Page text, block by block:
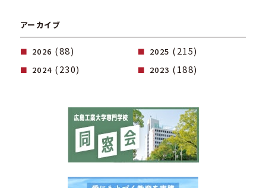
アーカイブ
2026 (88) 2025 (215)
2024 (230) 2023 (188)